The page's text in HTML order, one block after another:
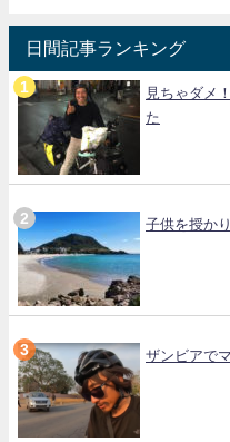
日間記事ランキング
見ちゃダメ
た
子供を授か
ザンビアで